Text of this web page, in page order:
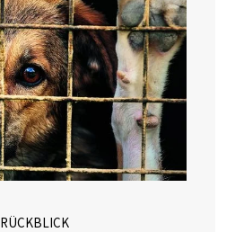
RÜCKBLICK